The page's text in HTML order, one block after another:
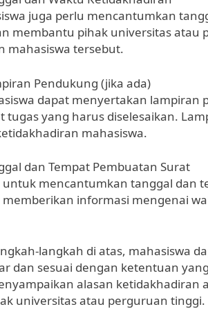
juga perlu mencantumkan
membantu pihak universitas
mahasiswa tersebut.
Pendukung (jika ada)
dapat menyertakan
tugas yang harus diselesaikan.
mahasiswa.
dan Tempat Pembuatan Surat
untuk mencantumkan tanggal dan
memberikan informasi mengenai
langkah di atas, mahasiswa
dan sesuai dengan ketentuan
alasan ketidakhadiran
universitas atau perguruan tinggi.